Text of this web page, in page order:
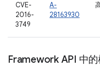
CVE-
2016-
3749
A-
28163930
Framework API 中